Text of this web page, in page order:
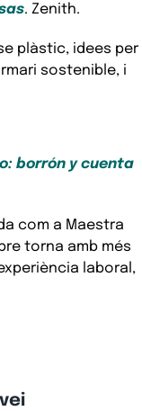
. Zenith.
plàstic, idees per
sostenible, i
borrón y cuenta
com a Maestra
torna amb més
laboral,